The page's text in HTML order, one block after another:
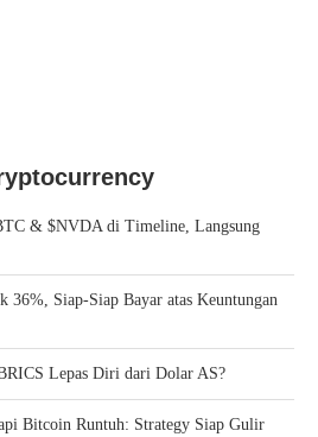
& $NVDA di Timeline, Langsung
36%, Siap-Siap Bayar atas Keuntungan
Lepas Diri dari Dolar AS?
Bitcoin Runtuh: Strategy Siap Gulir